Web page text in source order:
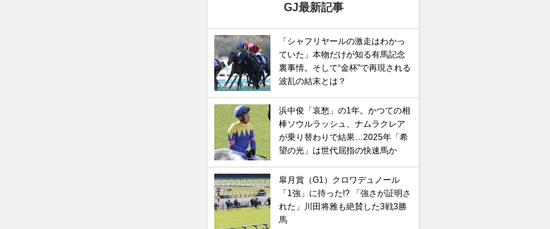
GJ最新記事
「シャフリヤールの激走はわかっ
ていた」本物だけが知る有馬記念
裏事情。そして“金杯”で再現される
波乱の結末とは？
浜中俊「哀愁」の1年。かつての相
棒ソウルラッシュ、ナムラクレア
が乗り替わりで結果…2025年「希
望の光」は世代屈指の快速馬か
皐月賞（G1）クロワデュノール
「1強」に待った!? 「強さが証明さ
れた」川田将雅も絶賛した3戦3勝
馬